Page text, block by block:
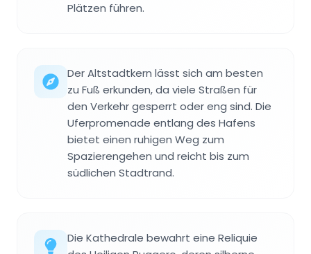
Plätzen führen.
Der Altstadtkern lässt sich am besten
zu Fuß erkunden, da viele Straßen für
den Verkehr gesperrt oder eng sind. Die
Uferpromenade entlang des Hafens
bietet einen ruhigen Weg zum
Spazierengehen und reicht bis zum
südlichen Stadtrand.
Die Kathedrale bewahrt eine Reliquie